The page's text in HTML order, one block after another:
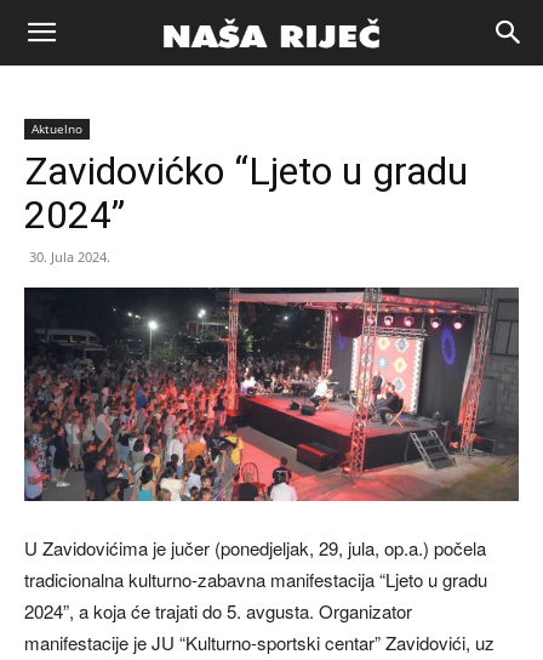
Naša
riječ
Aktuelno
Zavidovićko “Ljeto u gradu
2024”
30. Jula 2024.
U Zavidovićima je jučer (ponedjeljak, 29, jula, op.a.) počela
tradicionalna kulturno-zabavna manifestacija “Ljeto u gradu
2024”, a koja će trajati do 5. avgusta. Organizator
manifestacije je JU “Kulturno-sportski centar” Zavidovići, uz